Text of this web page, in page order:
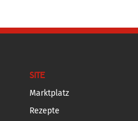
SITE
Marktplatz
Rezepte